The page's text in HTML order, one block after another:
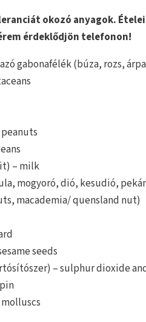
okozó anyagok.
érdeklődjön telefonon!
gabonafélék (búza, rozs,
– milk
mogyoró, dió, kesudió,
macademia/ quensland nut)
seeds
– sulphur dioxide